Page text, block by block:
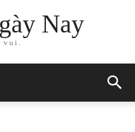
Nay
vui.